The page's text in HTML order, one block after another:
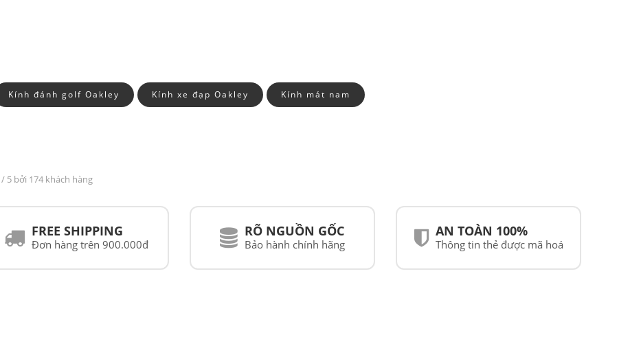
Kính đánh golf Oakley Kính xe đạp Oakley Kính mát nam
/ 5 bởi 174 khách hàng
FREE SHIPPING
Đơn hàng trên 900.000đ
RÕ NGUỒN GỐC
Bảo hành chính hãng
AN TOÀN 100%
Thông tin thẻ được mã hoá